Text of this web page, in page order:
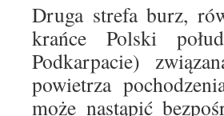
Druga strefa burz,
krańce Polski
Podkarpacie)
powietrza
może nastąpić